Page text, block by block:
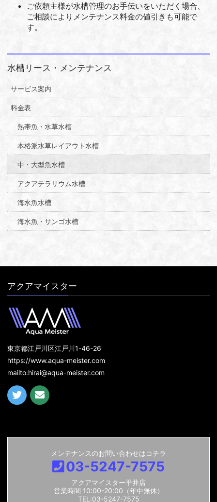
ご依頼主様が水槽管理のお手伝いをいただく場合、
ご相談によりメンテナンス料金の値引きも可能で
す。
水槽リース・メンテナンス
サービス案内
料金表
熱帯魚・水草水槽
本格派水草レイアウト水槽
中・大型魚水槽
アクアテラリウム水槽
海水魚水槽
海水魚・サンゴ水槽
アクアマイスター
東京都江戸川区江戸川1-46-26
https://www.aqua-meister.com
mailto:hirai@aqua-meister.com
メンテナンスのお問い合わせはコチラ
03-5247-7575
アクアマイスター平井店
営業時間 10:00-20:00（年中無休）
TEL:03-5247-7575